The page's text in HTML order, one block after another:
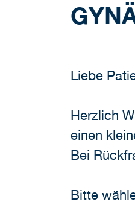
Liebe
Herzlich
einen
Bei
Bitte